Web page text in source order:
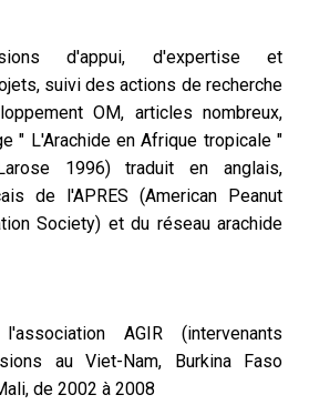
d'appui, d'expertise et
suivi des actions de recherche
OM, articles nombreux,
" L'Arachide en Afrique tropicale "
1996) traduit en anglais,
de l'APRES (American Peanut
Society) et du réseau arachide
AGIR (intervenants
au Viet-Nam, Burkina Faso
de 2002 à 2008